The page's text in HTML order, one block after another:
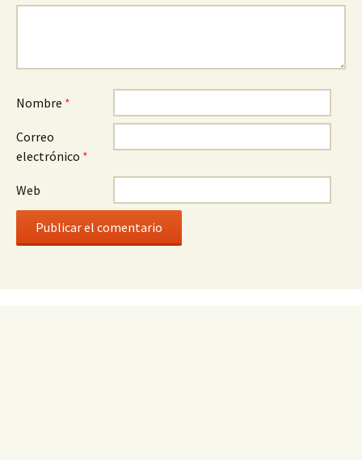
Nombre *
Correo
electrónico *
Web